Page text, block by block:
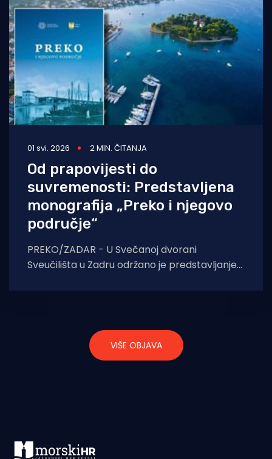
01 svi. 2026 2 MIN. ČITANJA
Od prapovijesti do
suvremenosti: Predstavljena
monografija „Preko i njegovo
područje“
PREKO/ZADAR - U Svečanoj dvorani
Sveučilišta u Zadru održano je predstavljanje
područje“, kapitalnog djela koje
VIŠE OBJAVA